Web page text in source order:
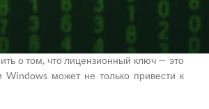
и качество, то лучше выбрать покупку
о том, что лицензионный ключ — это
Windows может не только привести к